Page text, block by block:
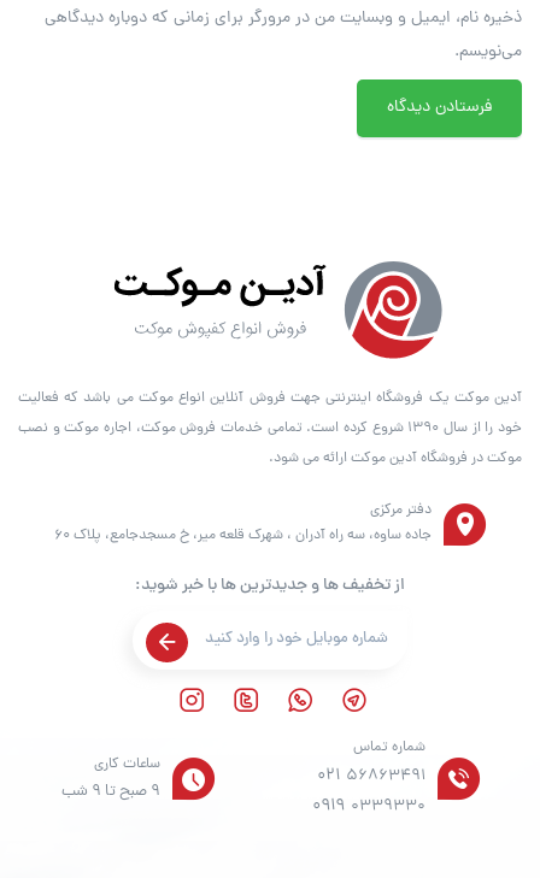
ذخیره نام، ایمیل و وبسایت من در مرورگر برای زمانی که دوباره دیدگاهی
می‌نویسم.
آدین موکت یک فروشگاه اینترنتی جهت فروش آنلاین انواع موکت می باشد که فعالیت
خود را از سال ۱۳۹۰ شروع کرده است. تمامی خدمات فروش موکت، اجاره موکت و نصب
موکت در فروشگاه آدین موکت ارائه می شود.
شماره تماس
021 56863491
0919 0339330
ساعات کاری
9 صبح تا 9 شب
دفتر مرکزی
جاده ساوه، سه راه آدران ، شهرک قلعه میر، خ مسجدجامع، پلاک 60
از تخفیف ها و جدیدترین ها با خبر شوید: